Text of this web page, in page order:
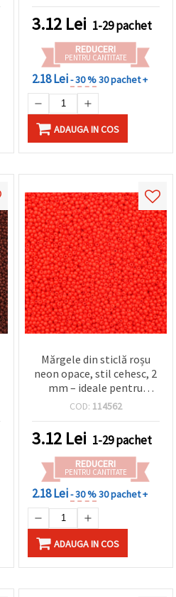
3.12 Lei 1-29 pachet
REDUCERI
PENTRU CANTITATE
2.18 Lei- 30 %30 pachet +
ADAUGA IN COS
Mărgele din sticlă roșu
neon opace, stil cehesc, 2
mm – ideale pentru
bijuterii handmade,
15 g (~2050 buc.)
COD: 114562
3.12 Lei 1-29 pachet
REDUCERI
PENTRU CANTITATE
2.18 Lei- 30 %30 pachet +
ADAUGA IN COS